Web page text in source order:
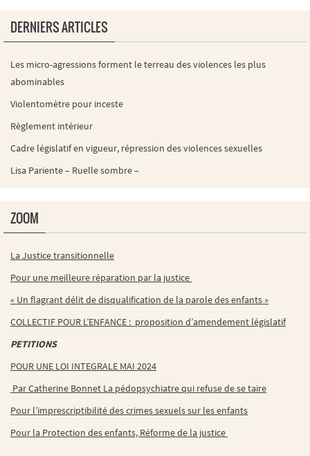
DERNIERS ARTICLES
Les micro-agressions forment le terreau des violences les plus
abominables
Violentomètre pour inceste
Règlement intérieur
Cadre législatif en vigueur, répression des violences sexuelles
Lisa Pariente – Ruelle sombre –
ZOOM
La Justice transitionnelle
Pour une meilleure réparation par la justice
« Un flagrant délit de disqualification de la parole des enfants »
COLLECTIF POUR L’ENFANCE : proposition d’amendement législatif
PETITIONS
POUR UNE LOI INTEGRALE MAI 2024
Par Catherine Bonnet La pédopsychiatre qui refuse de se taire
Pour l’imprescriptibilité des crimes sexuels sur les enfants
Pour la Protection des enfants, Réforme de la justice